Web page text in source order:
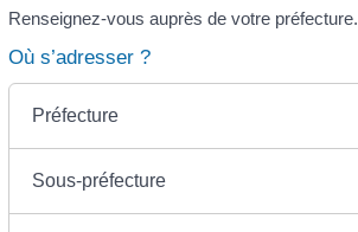
Renseignez-vous auprès de votre préfecture.
Où s’adresser ?
Préfecture
Sous-préfecture